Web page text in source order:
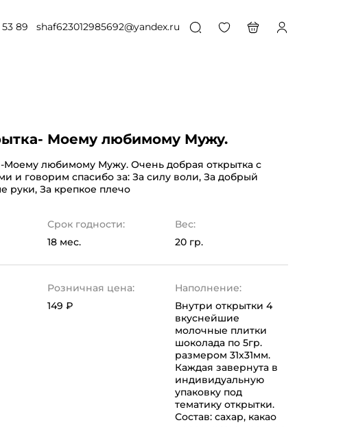
89 shaf623012985692@yandex.ru
Моему любимому Мужу.
Моему любимому Мужу. Очень добрая открытка с
и говорим спасибо за: За силу воли, За добрый
руки, За крепкое плечо
Срок годности:
18 мес.
Вес:
20 гр.
Розничная цена:
149 ₽
Наполнение:
Внутри открытки 4
вкуснейшие
молочные плитки
шоколада по 5гр.
размером 31х31мм.
Каждая завернута в
индивидуальную
упаковку под
тематику открытки.
Состав: сахар, какао